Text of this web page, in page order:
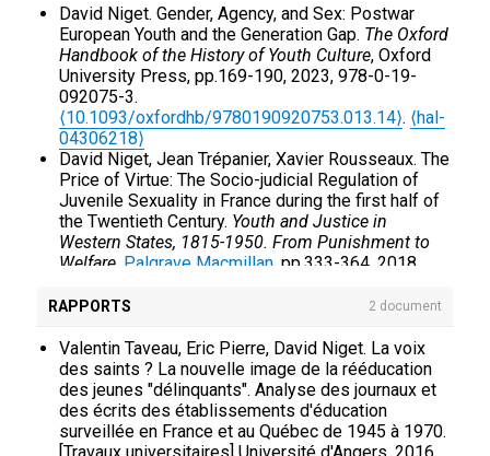
Rennes. 2015, 10 2-7535-4131-0.⟨halshs-
01197046⟩
Yves Denéchère, David Niget. Droits des enfants
au XXe siècle. Pour une histoire transnationale.
PUR, pp.212, 2015, Histoire, 978-2-7535-4131-3.
⟨hal-02564823⟩
Christine Machiels, David Niget. Protection de
l’enfance et paniques morales.Yapaka; Fabert,
pp.57, 2013, Temps d'arrêt. Lectures, 978-2-
84922-245-4.⟨hal-01924711⟩
David Niget, Martin Petitclerc. Pour une histoire du
risque. Québec, France, Belgique. Presses
universitaires de Rennes, pp.334, 2012, Histoire,
Aurore François, Veerle Massin, David Niget.
siècles. Presses universitaires de Louvain, pp.310,
2011, Histoire, justice, sociétés, 978-2-87463-
259-4.⟨hal-01924834⟩
David Niget. La naissance du tribunal pour enfants.
Une comparaison France-Québec, 1912-1945.
Presses universitaires de Rennes, pp.418, 2009,
David Niget. Gender, Agency, and Sex: Postwar
European Youth and the Generation Gap. The Oxford
Handbook of the History of Youth Culture, Oxford
University Press, pp.169-190, 2023, 978-0-19-
092075-3.
⟨10.1093/oxfordhb/9780190920753.013.14⟩. ⟨hal-
04306218⟩
David Niget, Jean Trépanier, Xavier Rousseaux. The
Price of Virtue: The Socio-judicial Regulation of
Juvenile Sexuality in France during the first half of
the Twentieth Century. Youth and Justice in
Western States, 1815-1950. From Punishment to
Welfare Palgrave Macmillan , pp.333-364, 2018,
978-3319662442.
⟨10.1007/978-3-319-66245-9⟩.
David Niget, William Bush, David Tanenhaus. From
Criminal Justice to the Social Clinic: The Role of
Magistrates in the Circulation of Transnational
Models in the Twentieth Century.Ages of Anxiety:
Historical and Transnational Perspectives on
Juvenile Justice,New York University Press,
RAPPORTS 2 document
Valentin Taveau, Eric Pierre, David Niget. La voix
des saints ? La nouvelle image de la rééducation
des jeunes "délinquants". Analyse des journaux et
des écrits des établissements d'éducation
surveillée en France et au Québec de 1945 à 1970.